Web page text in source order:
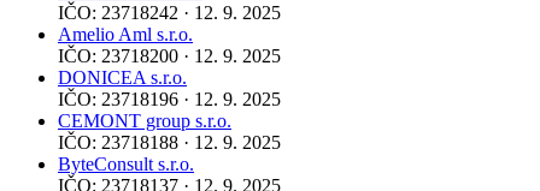
IČO: 23718242 · 12. 9. 2025
Amelio Aml s.r.o.
IČO: 23718200 · 12. 9. 2025
DONICEA s.r.o.
IČO: 23718196 · 12. 9. 2025
CEMONT group s.r.o.
IČO: 23718188 · 12. 9. 2025
ByteConsult s.r.o.
IČO: 23718137 · 12. 9. 2025